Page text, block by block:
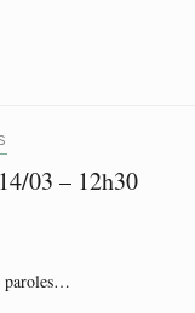
03 – 12h30
paroles…